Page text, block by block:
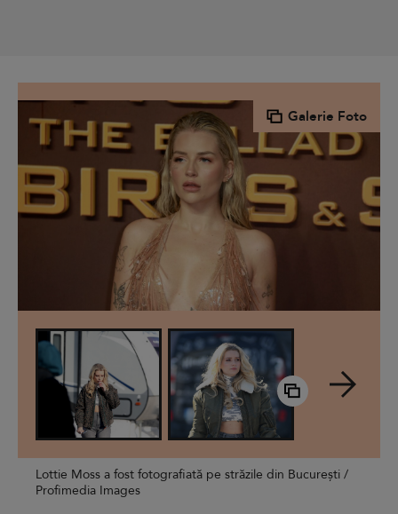
Galerie Foto
Lottie Moss a fost fotografiată pe străzile din București /
Profimedia Images